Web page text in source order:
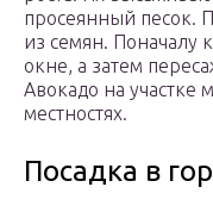
просеянный песок.
из семян. Поначалу
окне, а затем
Авокадо на участке
местностях.
Посадка в